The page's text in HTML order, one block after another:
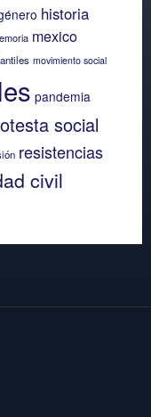
historia
mexico
movimiento social
pandemia
social
resistencias
civil